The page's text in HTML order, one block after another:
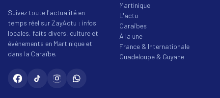
Suivez toute l'actualité en
temps réel sur ZayActu : infos
locales, faits divers, culture et
événements en Martinique et
dans la Caraïbe.
Martinique
L'actu
Caraïbes
À la une
France & Internationale
Guadeloupe & Guyane